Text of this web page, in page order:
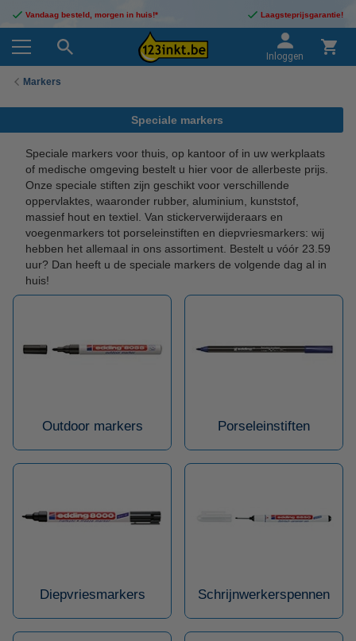
Vandaag besteld, morgen in huis!* Laagsteprijsgarantie!
Inloggen
Markers
Speciale markers
Speciale markers voor thuis, op kantoor of in uw werkplaats
of medische omgeving bestelt u hier voor de allerbeste prijs.
Onze speciale stiften zijn geschikt voor verschillende
oppervlaktes, waaronder rubber, aluminium, kunststof,
massief hout en textiel. Van stickerverwijderaars en
voegenmarkers tot porseleinstiften en diepvriesmarkers: wij
hebben het allemaal in ons assortiment. Bestelt u vóór 23.59
uur? Dan heeft u de speciale markers de volgende dag al in
huis!
Outdoor markers Porseleinstiften
Diepvriesmarkers Schrijnwerkerspennen